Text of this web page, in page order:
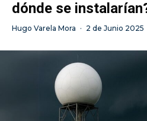
dónde se
Hugo Varela Mora · 2 de Junio 2025